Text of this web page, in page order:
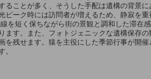
ことが多く、そうした手配は遺構の背景
ーク時には訪問者が増えるため、静寂を
を短く保ちながら街の景観と調和した滞在
す。また、フォトジェニックな遺構保存
残せます。猿を主役にした季節行事が開